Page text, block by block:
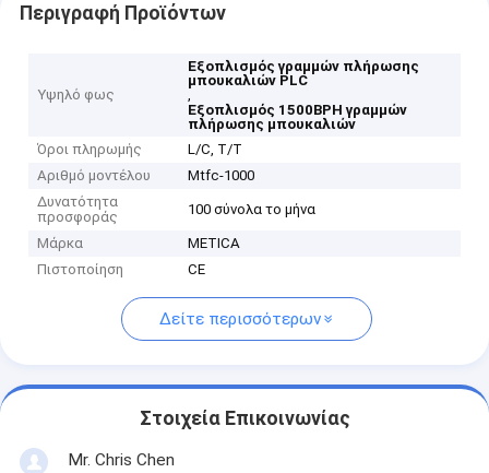
Περιγραφή Προϊόντων
Υψηλό φως
Εξοπλισμός γραμμών πλήρωσης
μπουκαλιών PLC
,
Εξοπλισμός 1500BPH γραμμών
πλήρωσης μπουκαλιών
Όροι πληρωμής
L/C, T/T
Αριθμό μοντέλου
Mtfc-1000
Δυνατότητα
προσφοράς
100 σύνολα το μήνα
Μάρκα
METICA
Πιστοποίηση
CE
Δείτε περισσότερων
Στοιχεία Επικοινωνίας
Mr. Chris Chen